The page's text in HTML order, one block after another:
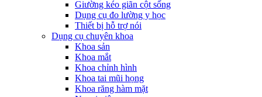
Giường kéo giãn cột sống
Dụng cụ đo lường y học
Thiết bị hỗ trợ nói
Dụng cụ chuyên khoa
Khoa sản
Khoa mắt
Khoa chỉnh hình
Khoa tai mũi họng
Khoa răng hàm mặt